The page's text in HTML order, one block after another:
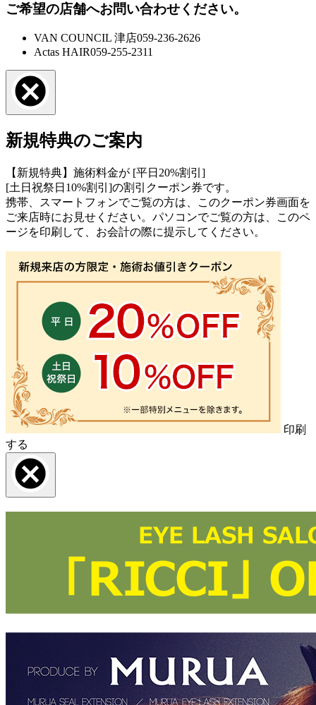
ご希望の店舗へお問い合わせください。
VAN COUNCIL 津店059-236-2626
Actas HAIR059-255-2311
新規特典のご案内
【新規特典】施術料金が [平日20%割引]
[土日祝祭日10%割引]の割引クーポン券です。
携帯、スマートフォンでご覧の方は、このクーポン券画面を
ご来店時にお見せください。パソコンでご覧の方は、このペ
ージを印刷して、お会計の際に提示してください。
印刷
する